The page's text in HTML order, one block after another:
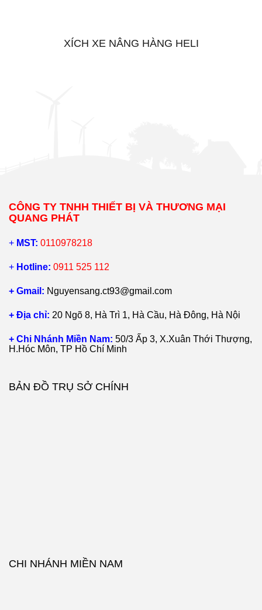
XÍCH XE NÂNG HÀNG HELI
CÔNG TY TNHH THIẾT BỊ VÀ THƯƠNG MẠI
QUANG PHÁT
+ MST: 0110978218
+ Hotline: 0911 525 112
+ Gmail: Nguyensang.ct93@gmail.com
+ Địa chỉ: 20 Ngõ 8, Hà Trì 1, Hà Cầu, Hà Đông, Hà Nội
+ Chi Nhánh Miền Nam: 50/3 Ấp 3, X.Xuân Thới Thượng,
H.Hóc Môn, TP Hồ Chí Minh
BẢN ĐỒ TRỤ SỞ CHÍNH
CHI NHÁNH MIỀN NAM